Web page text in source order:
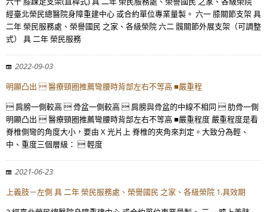
經臺北榮民總醫院身障重建中心 或合約單位專業量製。 六一 膝關節支架 具
二年 榮民服務處、榮譽國民 之家、各級榮院 六二 髖關節外展支架（可調整
式） 具 二年 榮民服務
2022-09-03
明顯凸出  醫療頸圈推薦彎腰時背部左右不等高 ■嚴重程
 肩膀一側較高  骨盆一側較高  肩膀與骨盆的中線不相同  肋骨一側
明顯凸出  醫療頸圈推薦彎腰時背部左右不等高 ■嚴重程度 嚴重程度是看
脊椎側彎的角度大小，要由 X 光片上 脊椎的夾角來判定。大致分為輕、
中、重度三個層級：  輕度
2021-06-23
上義肢－左側 具 二年 榮民服務處、榮譽國民 之家、各級榮院 1.具效期